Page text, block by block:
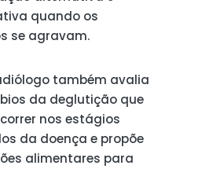
quando os
se agravam.
também avalia
da deglutição que
nos estágios
da doença e propõe
alimentares para